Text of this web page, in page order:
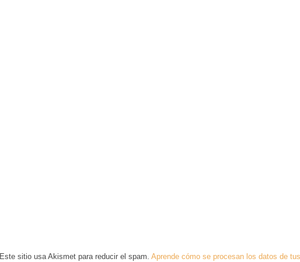
Este sitio usa Akismet para reducir el spam. Aprende cómo se procesan los datos de